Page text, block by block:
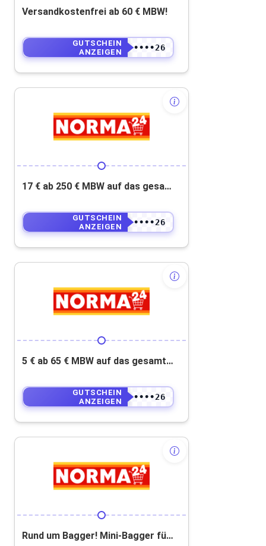
Versandkostenfrei ab 60 € MBW!
GUTSCHEIN
ANZEIGEN••••••••••26
17 € ab 250 € MBW auf das gesamte Sortiment bei NORMA24!
GUTSCHEIN
ANZEIGEN••••••••••26
5 € ab 65 € MBW auf das gesamte Sortiment bei NORMA24!
GUTSCHEIN
ANZEIGEN••••••••••26
Rund um Bagger! Mini-Bagger für echte Baustellenmomente!